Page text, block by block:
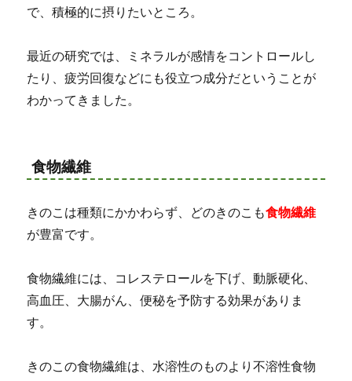
で、積極的に摂りたいところ。
最近の研究では、ミネラルが感情をコントロールし
たり、疲労回復などにも役立つ成分だということが
わかってきました。
食物繊維
きのこは種類にかかわらず、どのきのこも食物繊維
が豊富です。
食物繊維には、コレステロールを下げ、動脈硬化、
高血圧、大腸がん、便秘を予防する効果がありま
す。
きのこの食物繊維は、水溶性のものより不溶性食物